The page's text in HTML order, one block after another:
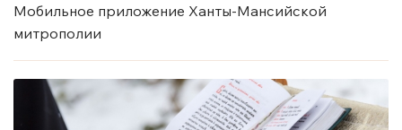
Мобильное приложение Ханты-Мансийской
митрополии